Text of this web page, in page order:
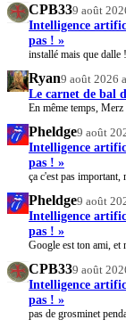
CPB339 août
Intelligence
pas ! »
installé mais que dalle
Ryan9 août 2026
Le carnet de bal
En même temps, Merz
Pheldge9 août
Intelligence
pas ! »
ça c'est pas important,
Pheldge9 août
Intelligence
pas ! »
Google est ton ami, et
CPB339 août
Intelligence
pas ! »
pas de grosminet